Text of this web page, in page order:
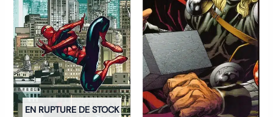
EN RUPTURE DE STOCK